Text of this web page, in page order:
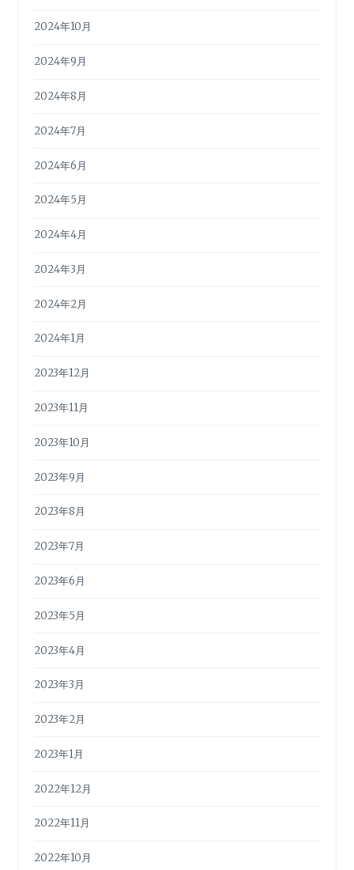
2024年10月
2024年9月
2024年8月
2024年7月
2024年6月
2024年5月
2024年4月
2024年3月
2024年2月
2024年1月
2023年12月
2023年11月
2023年10月
2023年9月
2023年8月
2023年7月
2023年6月
2023年5月
2023年4月
2023年3月
2023年2月
2023年1月
2022年12月
2022年11月
2022年10月